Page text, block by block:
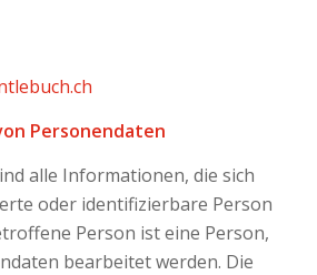
Personendaten
alle Informationen, die sich
oder identifizierbare Person
Person ist eine Person,
bearbeitet werden. Die